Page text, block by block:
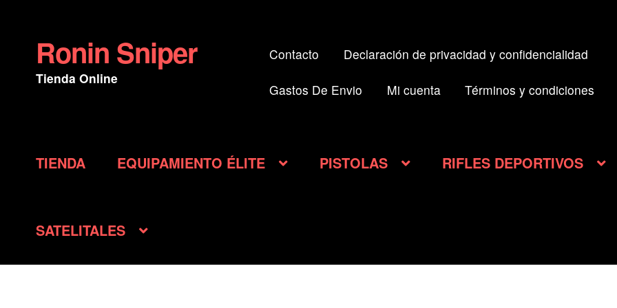
Ir
a
la
Ir
al
contenido
Ronin Sniper
Tienda Online
Contacto Declaración de privacidad y confidencialidad
Gastos De Envio Mi cuenta Términos y condiciones
TIENDA EQUIPAMIENTO ÉLITE PISTOLAS RIFLES DEPORTIVOS
SATELITALES